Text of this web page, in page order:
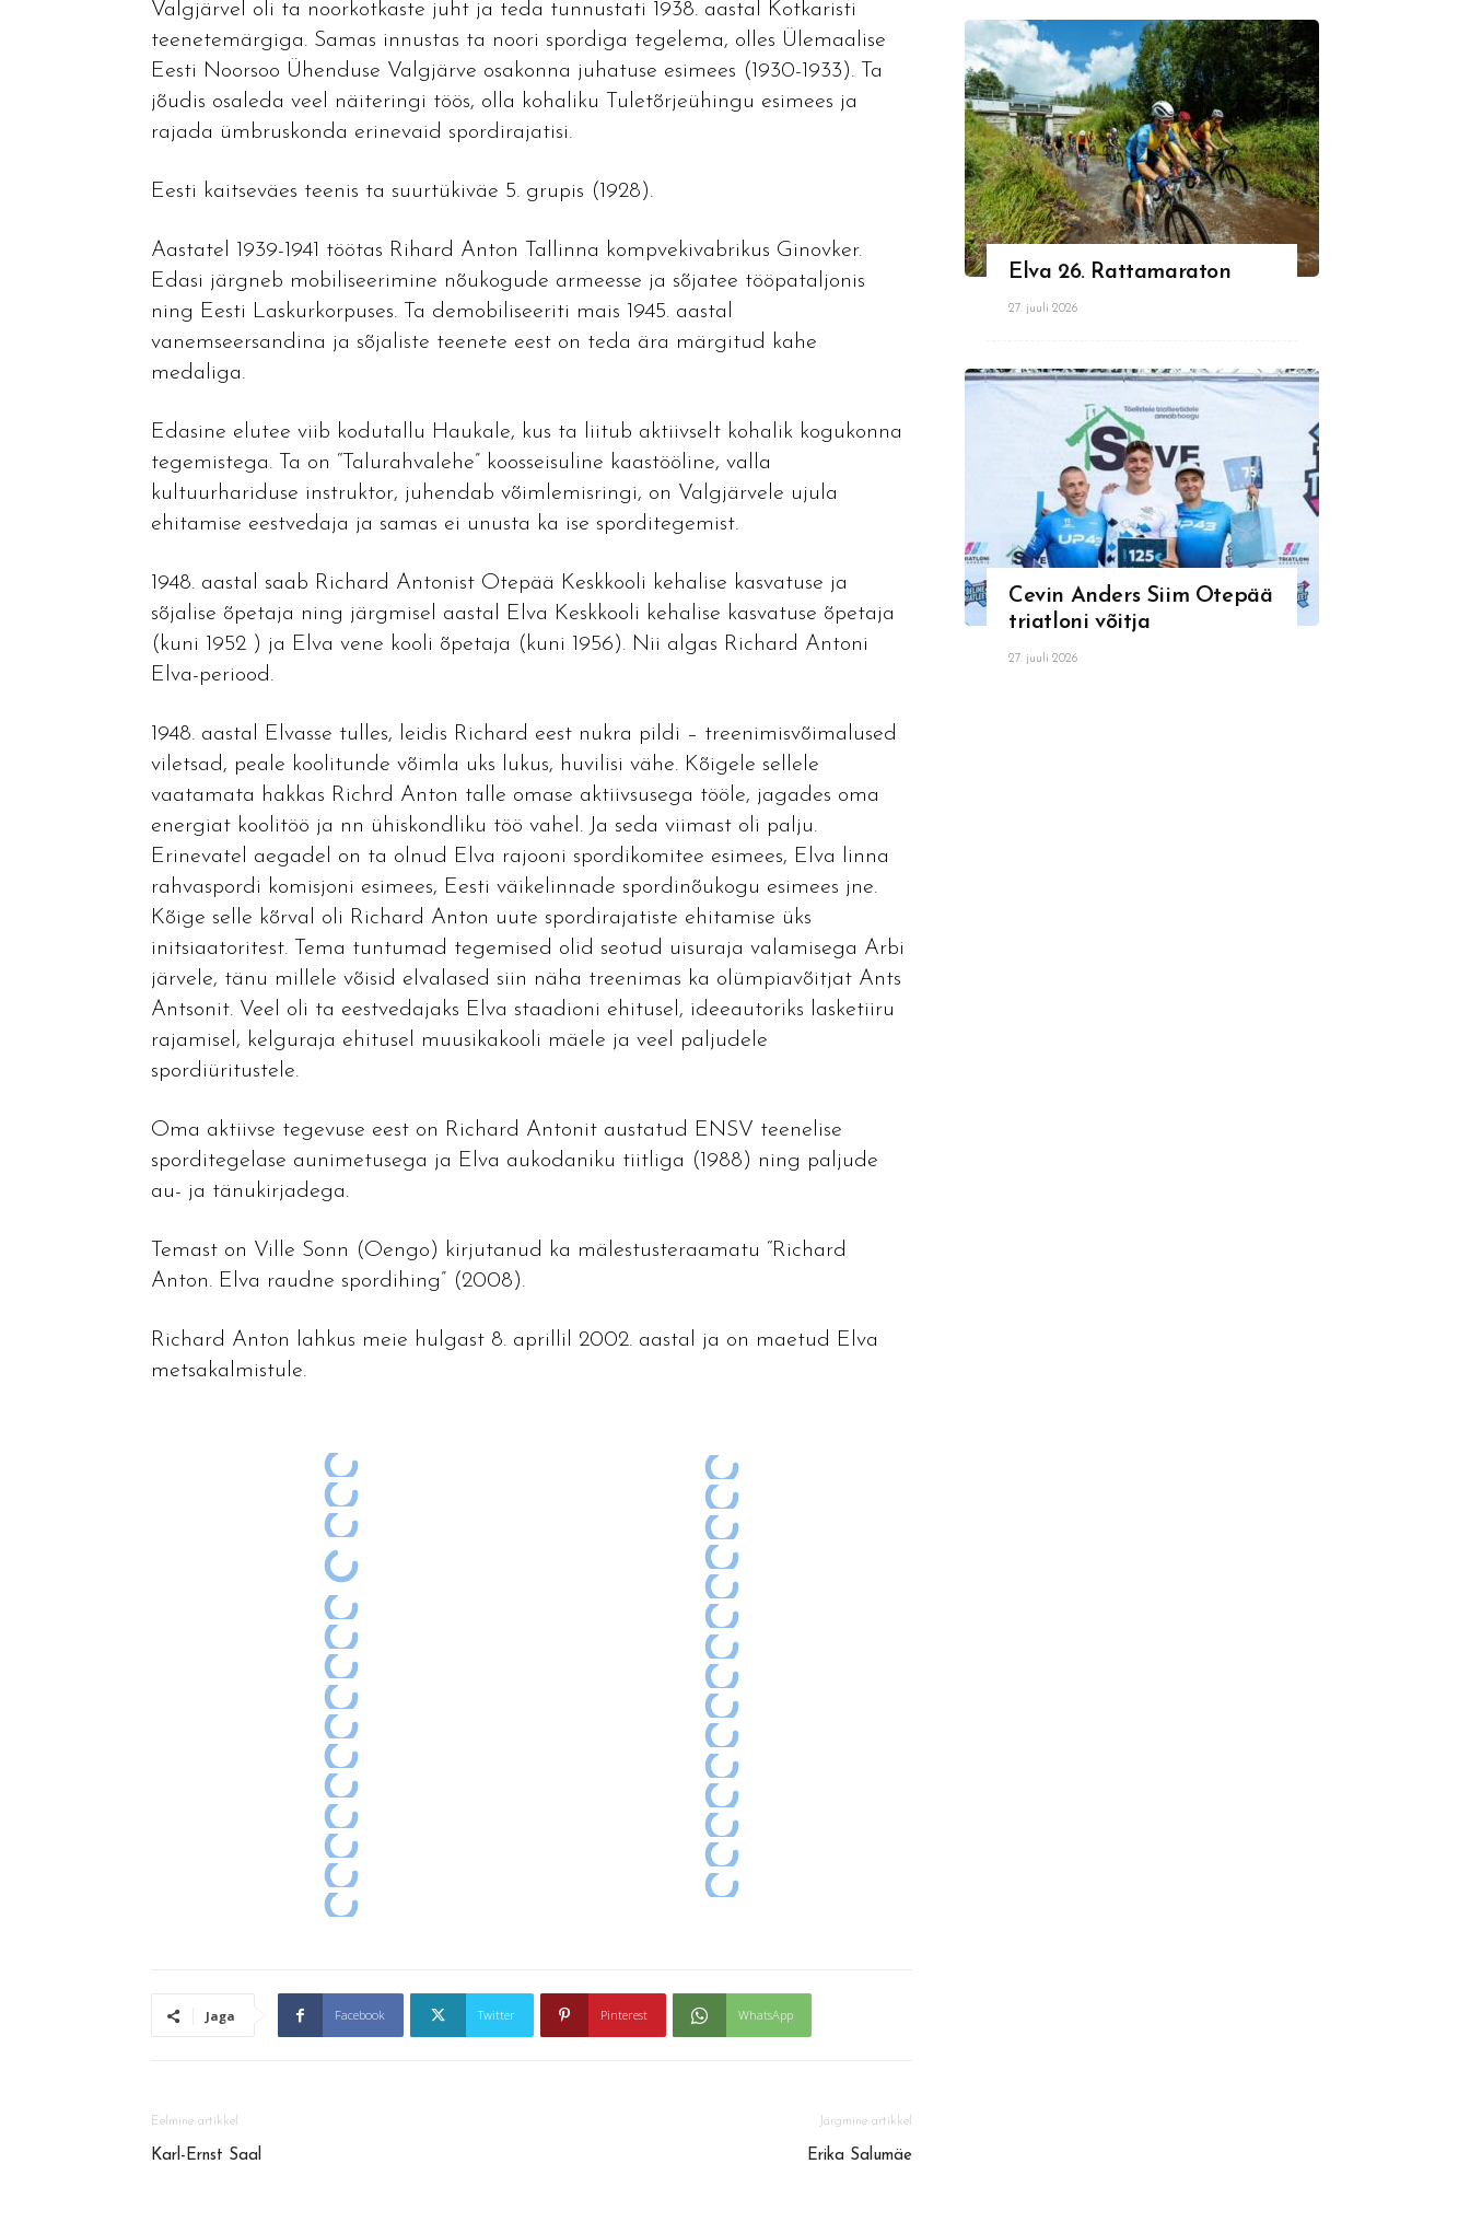
Valgjärvel oli ta noorkotkaste juht ja teda tunnustati 1938. aastal Kotkaristi
teenetemärgiga. Samas innustas ta noori spordiga tegelema, olles Ülemaalise
Eesti Noorsoo Ühenduse Valgjärve osakonna juhatuse esimees (1930-1933). Ta
jõudis osaleda veel näiteringi töös, olla kohaliku Tuletõrjeühingu esimees ja
rajada ümbruskonda erinevaid spordirajatisi.
Eesti kaitseväes teenis ta suurtükiväe 5. grupis (1928).
Aastatel 1939-1941 töötas Rihard Anton Tallinna kompvekivabrikus Ginovker.
Edasi järgneb mobiliseerimine nõukogude armeesse ja sõjatee tööpataljonis
ning Eesti Laskurkorpuses. Ta demobiliseeriti mais 1945. aastal
vanemseersandina ja sõjaliste teenete eest on teda ära märgitud kahe
medaliga.
Edasine elutee viib kodutallu Haukale, kus ta liitub aktiivselt kohalik kogukonna
tegemistega. Ta on “Talurahvalehe” koosseisuline kaastööline, valla
kultuurhariduse instruktor, juhendab võimlemisringi, on Valgjärvele ujula
ehitamise eestvedaja ja samas ei unusta ka ise sporditegemist.
1948. aastal saab Richard Antonist Otepää Keskkooli kehalise kasvatuse ja
sõjalise õpetaja ning järgmisel aastal Elva Keskkooli kehalise kasvatuse õpetaja
(kuni 1952 ) ja Elva vene kooli õpetaja (kuni 1956). Nii algas Richard Antoni
Elva-periood.
1948. aastal Elvasse tulles, leidis Richard eest nukra pildi – treenimisvõimalused
viletsad, peale koolitunde võimla uks lukus, huvilisi vähe. Kõigele sellele
vaatamata hakkas Richrd Anton talle omase aktiivsusega tööle, jagades oma
energiat koolitöö ja nn ühiskondliku töö vahel. Ja seda viimast oli palju.
Erinevatel aegadel on ta olnud Elva rajooni spordikomitee esimees, Elva linna
rahvaspordi komisjoni esimees, Eesti väikelinnade spordinõukogu esimees jne.
Kõige selle kõrval oli Richard Anton uute spordirajatiste ehitamise üks
initsiaatoritest. Tema tuntumad tegemised olid seotud uisuraja valamisega Arbi
järvele, tänu millele võisid elvalased siin näha treenimas ka olümpiavõitjat Ants
Antsonit. Veel oli ta eestvedajaks Elva staadioni ehitusel, ideeautoriks lasketiiru
rajamisel, kelguraja ehitusel muusikakooli mäele ja veel paljudele
spordiüritustele.
Oma aktiivse tegevuse eest on Richard Antonit austatud ENSV teenelise
sporditegelase aunimetusega ja Elva aukodaniku tiitliga (1988) ning paljude
au- ja tänukirjadega.
Temast on Ville Sonn (Oengo) kirjutanud ka mälestusteraamatu “Richard
Anton. Elva raudne spordihing” (2008).
Richard Anton lahkus meie hulgast 8. aprillil 2002. aastal ja on maetud Elva
metsakalmistule.
Jaga Facebook Twitter Pinterest WhatsApp
Eelmine artikkel
Karl-Ernst Saal
Järgmine artikkel
Erika Salumäe
Elva 26. Rattamaraton
27. juuli 2026
Cevin Anders Siim Otepää
triatloni võitja
27. juuli 2026